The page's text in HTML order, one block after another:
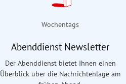
Wochentags
Abenddienst Newsletter
Der Abenddienst bietet Ihnen einen
Überblick über die Nachrichtenlage am